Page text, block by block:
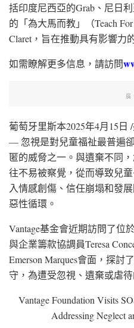
括印度尼西亞的Grab、尼日
的「為大馬而教」（Teach
Claret，旨在推動具有影響力
如需瞭解更多信息，請訪問
廣
葡萄牙里斯本2025年4月15日
— 忽視是對兒童福祉最普遍
匿的威脅之一。與遺棄不同
往不易被察覺，從而導致兒
入情感創傷、信任崩塌和發
惡性循環。
Vantage基金會近期訪問了位
與企業籌款協調員Teresa
Emerson Marques會面，探討
守，為遭受忽視、遺棄或虐
Vantage Foundation Visits
Addressing Neglect